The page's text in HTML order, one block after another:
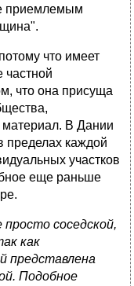
приемлемым
что имеет
частной
что она присуща
материал. В Дании
пределах каждой
участков
еще раньше
соседской,
как
представлена
Подобное